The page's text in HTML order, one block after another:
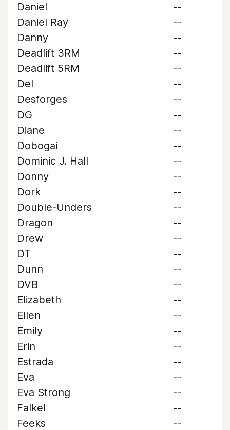
Daniel
--
Daniel Ray
--
Danny
--
Deadlift 3RM
--
Deadlift 5RM
--
Del
--
Desforges
--
DG
--
Diane
--
Dobogai
--
Dominic J. Hall
--
Donny
--
Dork
--
Double-Unders
--
Dragon
--
Drew
--
DT
--
Dunn
--
DVB
--
Elizabeth
--
Ellen
--
Emily
--
Erin
--
Estrada
--
Eva
--
Eva Strong
--
Falkel
--
Feeks
--